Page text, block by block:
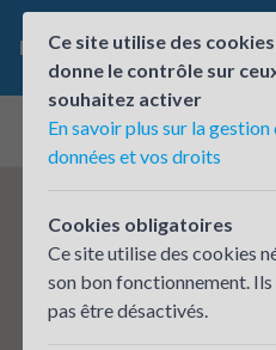
Le challenge Qui
Ce site utilise des
donne le contrôle sur
souhaitez activer
En savoir plus sur la gestion
données et vos droits
Cookies obligatoires
Ce site utilise des cookies
son bon fonctionnement. Ils
pas être désactivés.